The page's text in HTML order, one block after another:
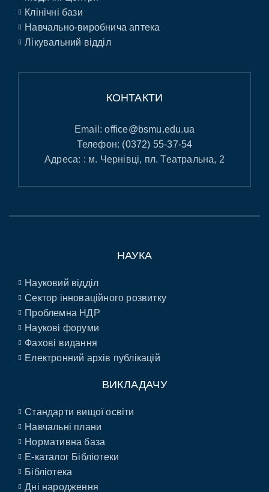
Клінічні бази
Навчально-виробнича аптека
Лікувальний відділ
КОНТАКТИ
Email:office@bsmu.edu.ua
Телефон: (0372) 55-37-54
Адреса: : м. Чернівці, пл. Театральна, 2
НАУКА
Науковий відділ
Сектор інноваційного розвитку
Проблемна НДР
Наукові форуми
Фахові видання
Електронний архів публікацій
ВИКЛАДАЧУ
Стандарти вищої освіти
Навчальні плани
Нормативна база
E-каталог Бібліотеки
Бібліотека
Дні народження